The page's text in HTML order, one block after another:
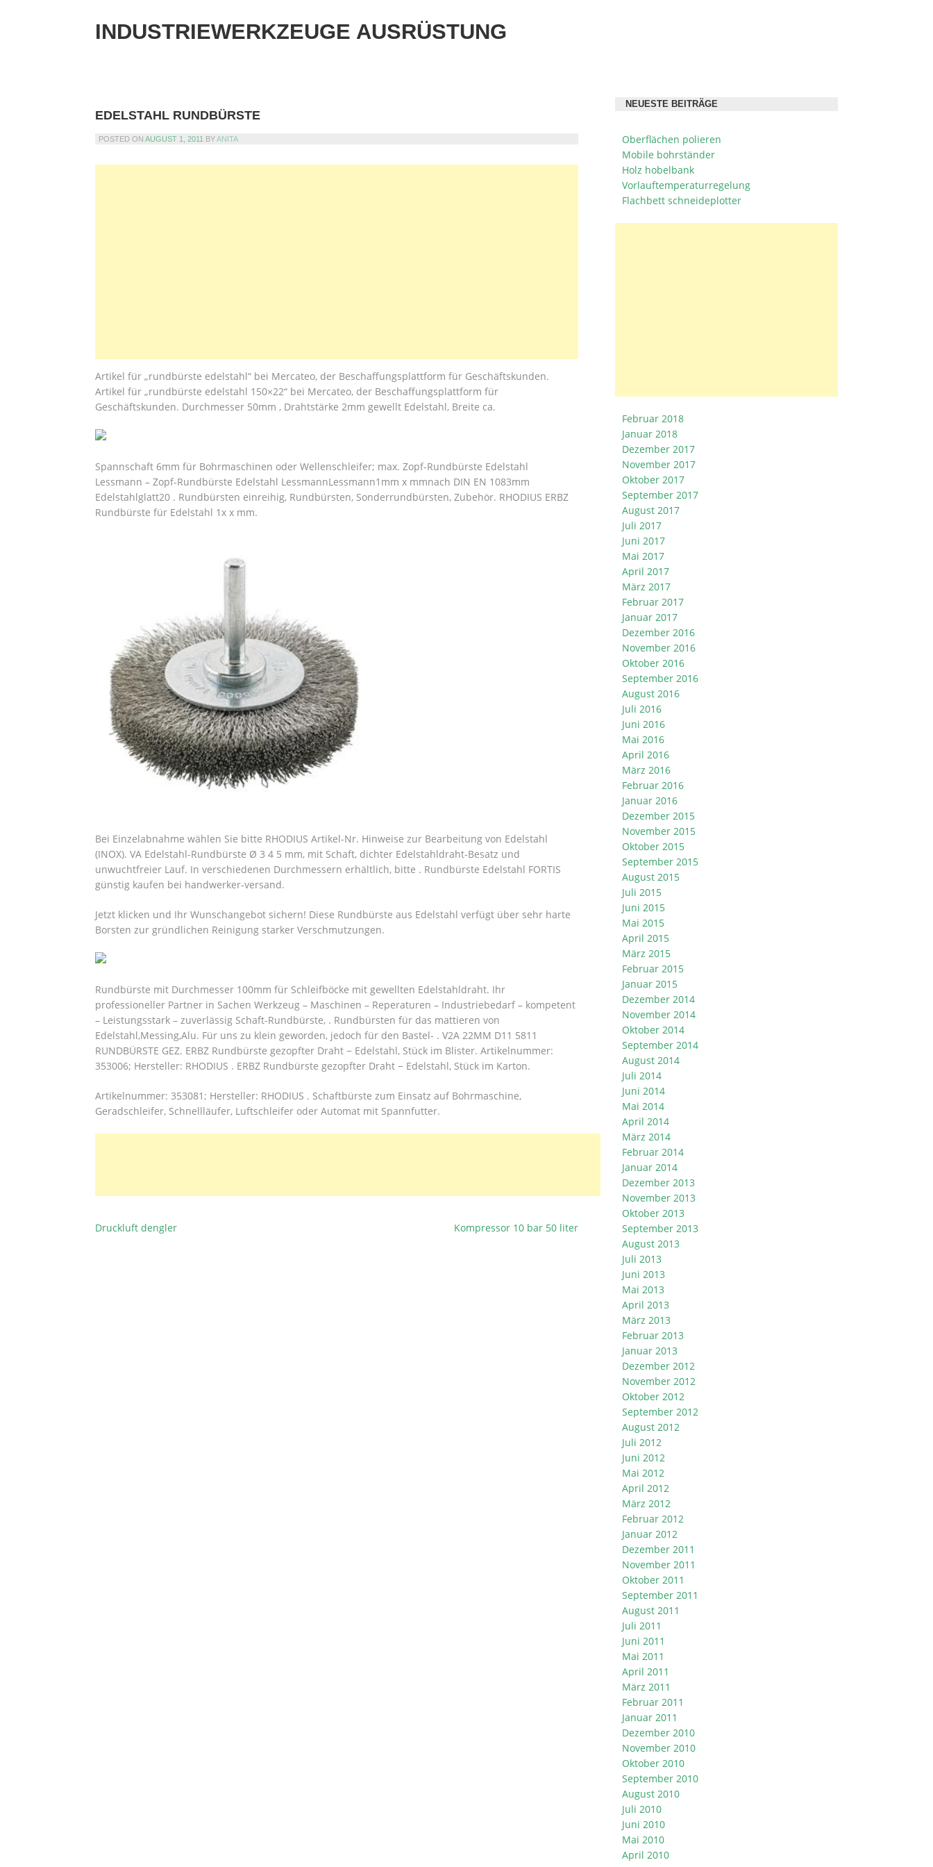
INDUSTRIEWERKZEUGE AUSRÜSTUNG
EDELSTAHL RUNDBÜRSTE
POSTED ON AUGUST 1, 2011 BYANITA
Artikel für „rundbürste edelstahl“ bei Mercateo, der Beschaffungsplattform für Geschäftskunden.
Artikel für „rundbürste edelstahl 150×22“ bei Mercateo, der Beschaffungsplattform für
Geschäftskunden. Durchmesser 50mm , Drahtstärke 2mm gewellt Edelstahl, Breite ca.
Spannschaft 6mm für Bohrmaschinen oder Wellenschleifer; max. Zopf-Rundbürste Edelstahl
Lessmann – Zopf-Rundbürste Edelstahl LessmannLessmann1mm x mmnach DIN EN 1083mm
Edelstahlglatt20 . Rundbürsten einreihig, Rundbürsten, Sonderrundbürsten, Zubehör. RHODIUS ERBZ
Rundbürste für Edelstahl 1x x mm.
Bei Einzelabnahme wählen Sie bitte RHODIUS Artikel-Nr. Hinweise zur Bearbeitung von Edelstahl
(INOX). VA Edelstahl-Rundbürste Ø 3 4 5 mm, mit Schaft, dichter Edelstahldraht-Besatz und
unwuchtfreier Lauf. In verschiedenen Durchmessern erhältlich, bitte . Rundbürste Edelstahl FORTIS
günstig kaufen bei handwerker-versand.
Jetzt klicken und Ihr Wunschangebot sichern! Diese Rundbürste aus Edelstahl verfügt über sehr harte
Borsten zur gründlichen Reinigung starker Verschmutzungen.
Rundbürste mit Durchmesser 100mm für Schleifböcke mit gewellten Edelstahldraht. Ihr
professioneller Partner in Sachen Werkzeug – Maschinen – Reperaturen – Industriebedarf – kompetent
– Leistungsstark – zuverlässig Schaft-Rundbürste, . Rundbürsten für das mattieren von
Edelstahl,Messing,Alu. Für uns zu klein geworden, jedoch für den Bastel- . V2A 22MM D11 5811
RUNDBÜRSTE GEZ. ERBZ Rundbürste gezopfter Draht − Edelstahl, Stück im Blister. Artikelnummer:
353006; Hersteller: RHODIUS . ERBZ Rundbürste gezopfter Draht − Edelstahl, Stück im Karton.
Artikelnummer: 353081; Hersteller: RHODIUS . Schaftbürste zum Einsatz auf Bohrmaschine,
Geradschleifer, Schnellläufer, Luftschleifer oder Automat mit Spannfutter.
BEITRAGSNAVIGATION
Druckluft dengler Kompressor 10 bar 50 liter
NEUESTE BEITRÄGE
Oberflächen polieren
Mobile bohrständer
Holz hobelbank
Vorlauftemperaturregelung
Flachbett schneideplotter
Februar 2018
Januar 2018
Dezember 2017
November 2017
Oktober 2017
September 2017
August 2017
Juli 2017
Juni 2017
Mai 2017
April 2017
März 2017
Februar 2017
Januar 2017
Dezember 2016
November 2016
Oktober 2016
September 2016
August 2016
Juli 2016
Juni 2016
Mai 2016
April 2016
März 2016
Februar 2016
Januar 2016
Dezember 2015
November 2015
Oktober 2015
September 2015
August 2015
Juli 2015
Juni 2015
Mai 2015
April 2015
März 2015
Februar 2015
Januar 2015
Dezember 2014
November 2014
Oktober 2014
September 2014
August 2014
Juli 2014
Juni 2014
Mai 2014
April 2014
März 2014
Februar 2014
Januar 2014
Dezember 2013
November 2013
Oktober 2013
September 2013
August 2013
Juli 2013
Juni 2013
Mai 2013
April 2013
März 2013
Februar 2013
Januar 2013
Dezember 2012
November 2012
Oktober 2012
September 2012
August 2012
Juli 2012
Juni 2012
Mai 2012
April 2012
März 2012
Februar 2012
Januar 2012
Dezember 2011
November 2011
Oktober 2011
September 2011
August 2011
Juli 2011
Juni 2011
Mai 2011
April 2011
März 2011
Februar 2011
Januar 2011
Dezember 2010
November 2010
Oktober 2010
September 2010
August 2010
Juli 2010
Juni 2010
Mai 2010
April 2010